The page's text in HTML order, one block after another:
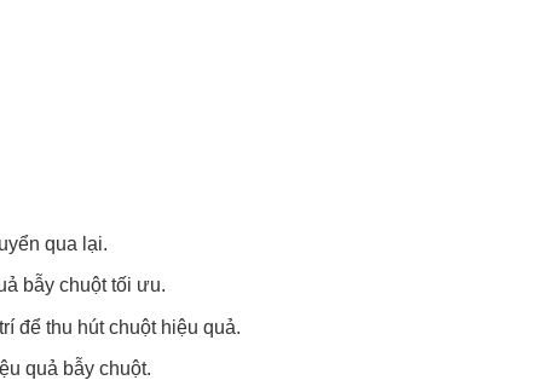
qua lại.
bẫy chuột tối ưu.
để thu hút chuột hiệu quả.
quả bẫy chuột.